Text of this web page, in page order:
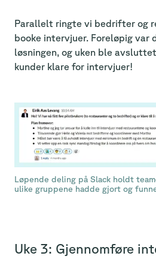
Parallelt ringte vi bedrifter og
booke intervjuer. Foreløpig
løsningen, og uken ble
kunder klare for intervjuer!
Løpende deling på Slack holdt
ulike gruppene hadde gjort og
Uke 3: Gjennomføre